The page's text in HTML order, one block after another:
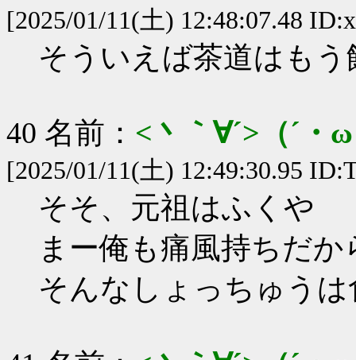
[2025/01/11(土) 12:48:07.48
そういえば茶道はも
40 名前： <丶｀∀´>（´
[2025/01/11(土) 12:49:30.95
そそ、元祖はふくや
まー俺も痛風持ちだ
そんなしょっちゅう